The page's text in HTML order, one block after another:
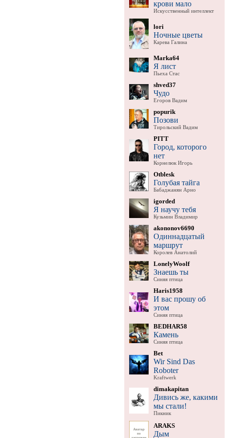
крови мало
Искусственный интеллект
lori
Ночные цветы
Карева Галина
Marka64
Я лист
Пьеха Стас
shved37
Чудо
Егоров Вадим
popurik
Позови
Тирольский Вадим
PITT
Город, которого
нет
Корнелюк Игорь
Otblesk
Голубая тайга
Бабаджанян Арно
igorded
Я научу тебя
Кузьмин Владимир
akononov6690
Одиннадцатый
маршрут
Королев Анатолий
LonelyWoolf
Знаешь ты
Синяя птица
Haris1958
И вас прошу об
этом
Синяя птица
BEDHAR58
Камень
Синяя птица
Bet
Wir Sind Das
Roboter
Kraftwerk
dimakapitan
Дивись же, какими
мы стали!
Пикник
ARAKS
Дым